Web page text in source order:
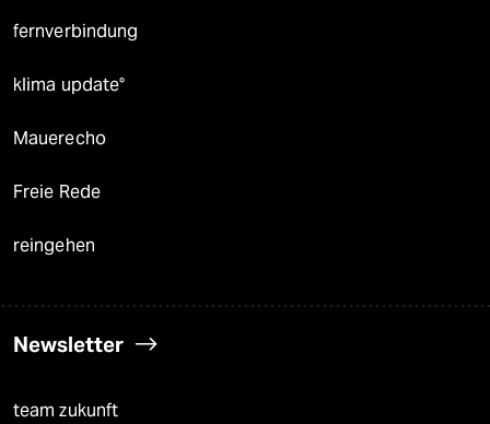
fernverbindung
klima update°
Mauerecho
Freie Rede
reingehen
Newsletter
team zukunft